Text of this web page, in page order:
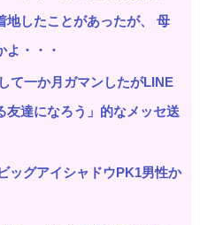
地したことがあったが、 母
よ・・・
て一か月ガマンしたがLINE
友達になろう」的なメッセ送
ッグアイシャドウPK1男性か